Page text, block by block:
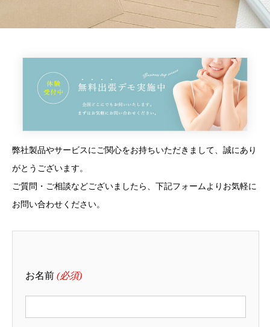
弊社製品やサービスにご関心をお持ちいただきまして、誠にあり
がとうございます。
ご質問・ご相談などございましたら、下記フォームよりお気軽に
お問い合わせください。
お名前 (必須)